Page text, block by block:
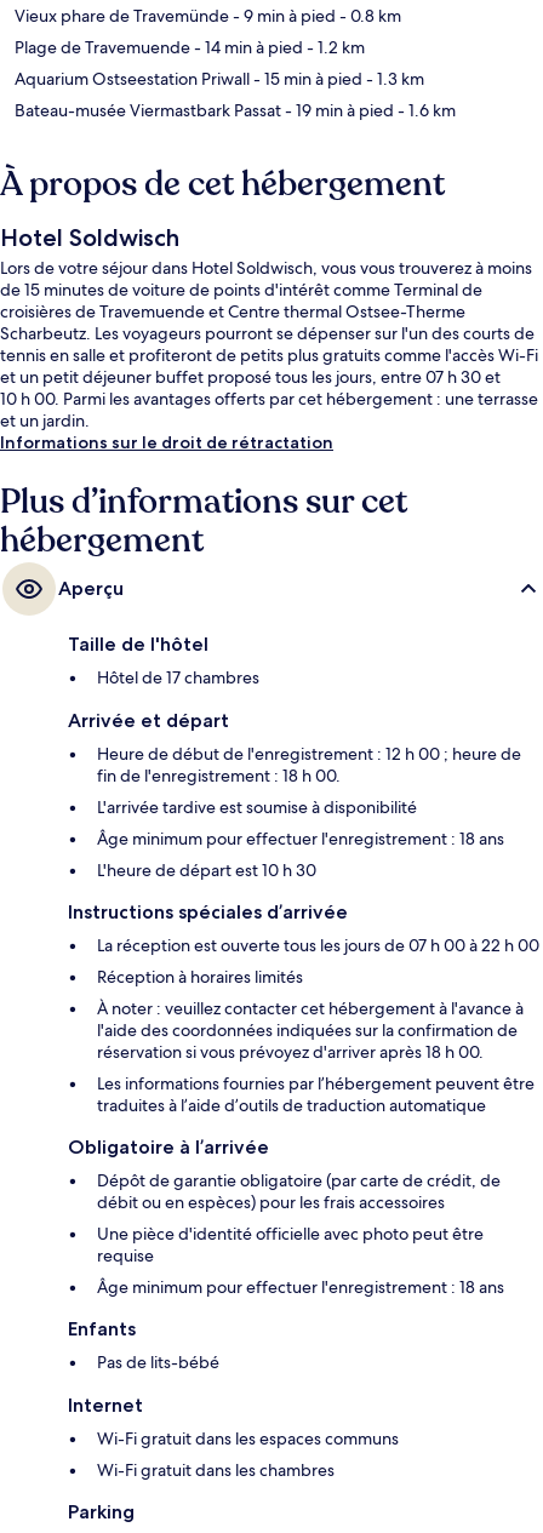
Vieux phare de Travemünde- 9 min à pied - 0.8 km
Plage de Travemuende- 14 min à pied - 1.2 km
Aquarium Ostseestation Priwall- 15 min à pied - 1.3 km
Bateau-musée Viermastbark Passat- 19 min à pied - 1.6 km
À propos de cet hébergement
Hotel Soldwisch
Lors de votre séjour dans Hotel Soldwisch, vous vous trouverez à moins
de 15 minutes de voiture de points d'intérêt comme Terminal de
croisières de Travemuende et Centre thermal Ostsee-Therme
Scharbeutz. Les voyageurs pourront se dépenser sur l'un des courts de
tennis en salle et profiteront de petits plus gratuits comme l'accès Wi-Fi
et un petit déjeuner buffet proposé tous les jours, entre 07 h 30 et
10 h 00. Parmi les avantages offerts par cet hébergement : une terrasse
et un jardin.
Informations sur le droit de rétractation
Plus d’informations sur cet
hébergement
Aperçu
Taille de l'hôtel
Hôtel de 17 chambres
Arrivée et départ
Heure de début de l'enregistrement : 12 h 00 ; heure de
fin de l'enregistrement : 18 h 00.
L'arrivée tardive est soumise à disponibilité
Âge minimum pour effectuer l'enregistrement : 18 ans
L'heure de départ est 10 h 30
Instructions spéciales d’arrivée
La réception est ouverte tous les jours de 07 h 00 à 22 h 00
Réception à horaires limités
À noter : veuillez contacter cet hébergement à l'avance à
l'aide des coordonnées indiquées sur la confirmation de
réservation si vous prévoyez d'arriver après 18 h 00.
Les informations fournies par l’hébergement peuvent être
traduites à l’aide d’outils de traduction automatique
Obligatoire à l’arrivée
Dépôt de garantie obligatoire (par carte de crédit, de
débit ou en espèces) pour les frais accessoires
Une pièce d'identité officielle avec photo peut être
requise
Âge minimum pour effectuer l'enregistrement : 18 ans
Enfants
Pas de lits-bébé
Internet
Wi-Fi gratuit dans les espaces communs
Wi-Fi gratuit dans les chambres
Parking